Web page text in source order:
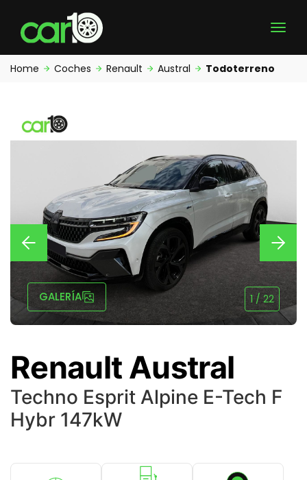
Home Coches Renault Austral Todoterreno
GALERÍA 1/22
Renault Austral
Techno Esprit Alpine E-Tech F
Hybr 147kW